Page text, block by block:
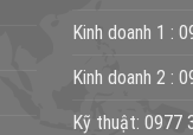
Kinh doanh 1 :
Kinh doanh 2 :
Kỹ thuật: 0977